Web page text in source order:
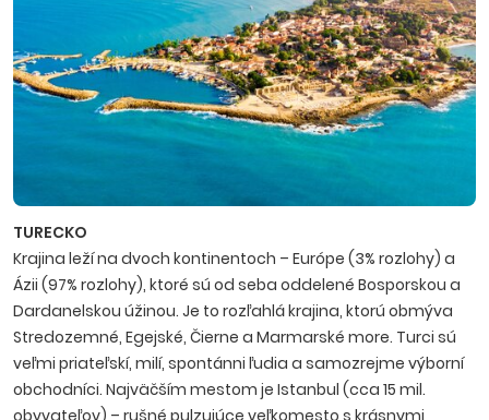
TURECKO
Krajina leží na dvoch kontinentoch – Európe (3% rozlohy) a
Ázii (97% rozlohy), ktoré sú od seba oddelené Bosporskou a
Dardanelskou úžinou. Je to rozľahlá krajina, ktorú obmýva
Stredozemné, Egejské, Čierne a Marmarské more. Turci sú
veľmi priateľskí, milí, spontánni ľudia a samo­zrejme výborní
obchodníci. Najväčším mestom je Istanbul (cca 15 mil.
obyvateľov) – rušné pulzujúce veľkomesto s krásnymi